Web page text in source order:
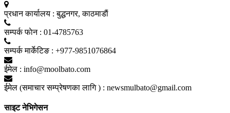
प्रधान कार्यालय : बुद्धनगर, काठमाडाैं
सम्पर्क फाेन : 01-4785763
सम्पर्क मार्केटिङ : +977-9851076864
ईमेल : info@moolbato.com
ईमेल (समाचार सम्प्रेषणका लागि ) : newsmulbato@gmail.com
साइट नेभिगेसन